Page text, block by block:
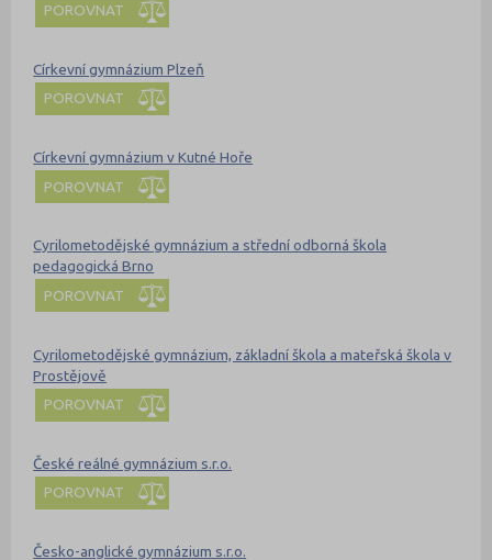
POROVNAT
Církevní gymnázium Plzeň
POROVNAT
Církevní gymnázium v Kutné Hoře
POROVNAT
Cyrilometodějské gymnázium a střední odborná škola
pedagogická Brno
POROVNAT
Cyrilometodějské gymnázium, základní škola a mateřská škola v
Prostějově
POROVNAT
České reálné gymnázium s.r.o.
POROVNAT
Česko-anglické gymnázium s.r.o.